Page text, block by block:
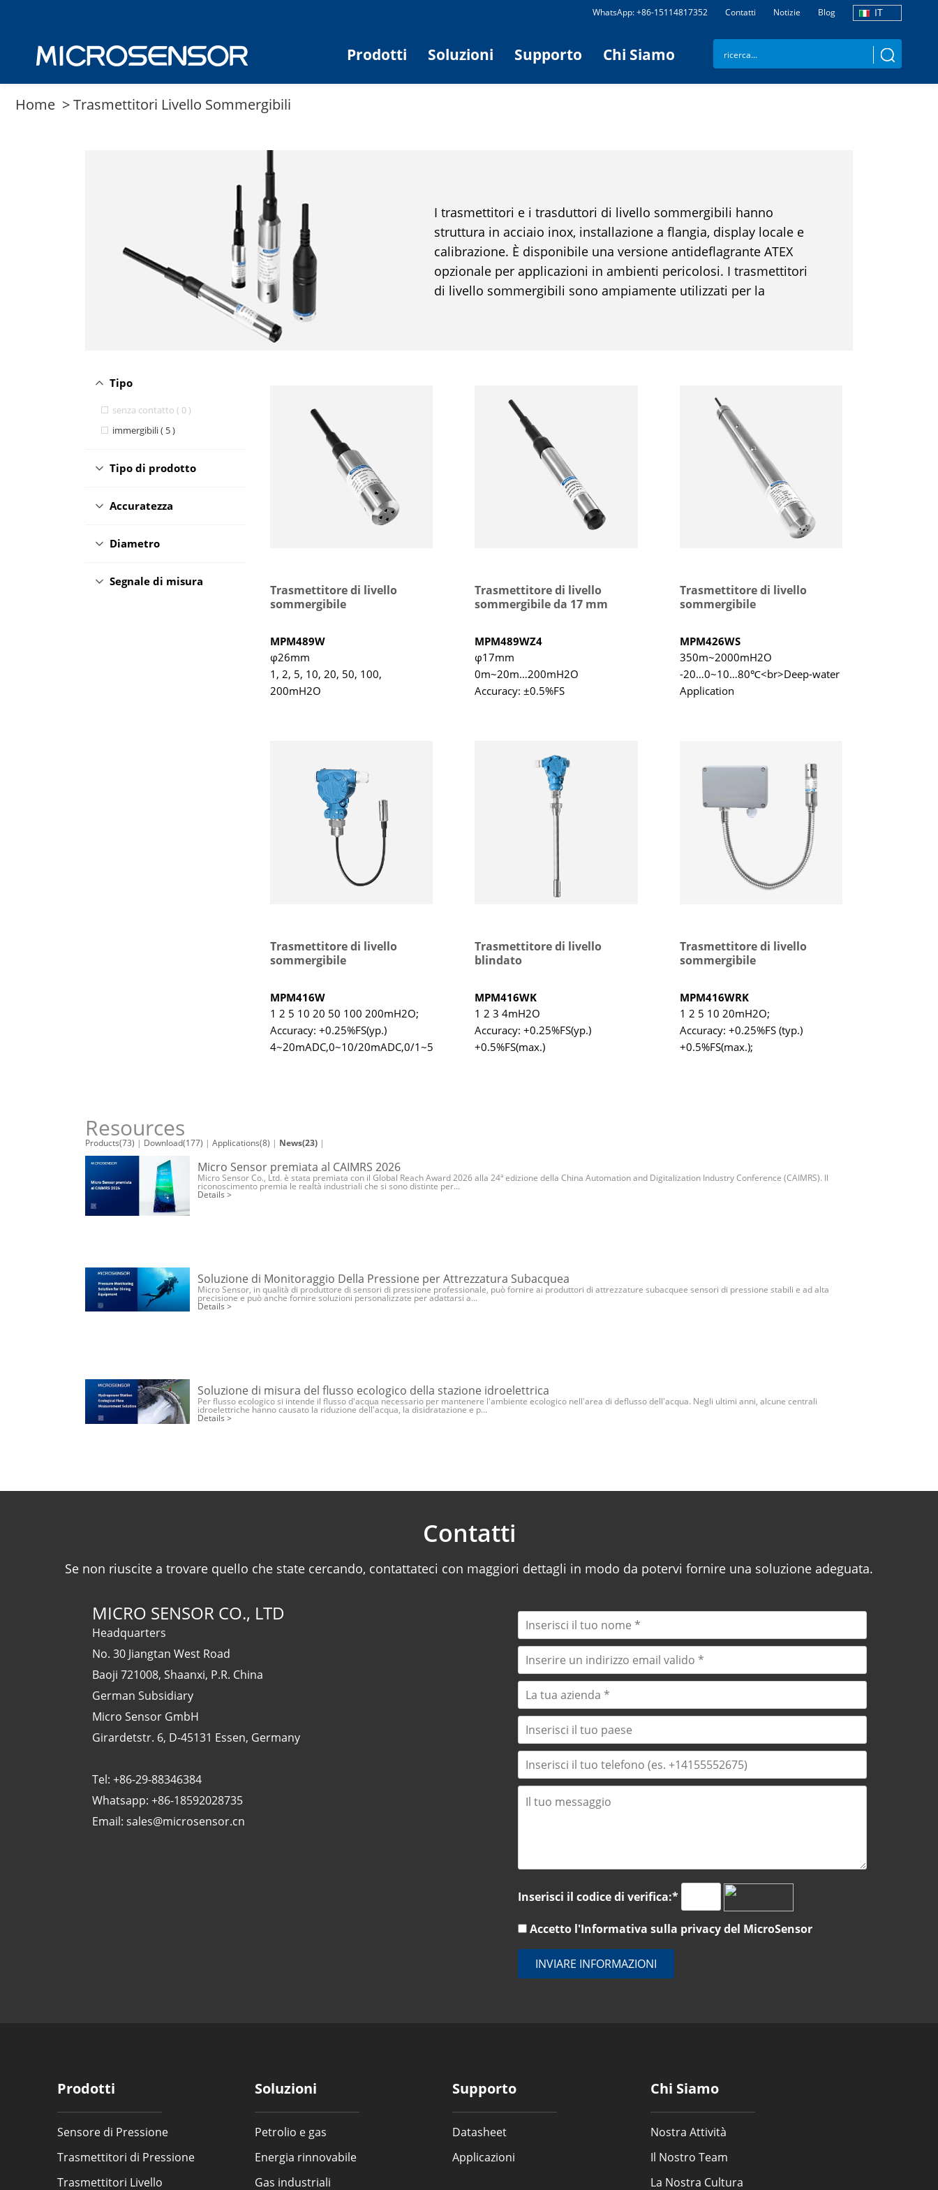
IT
Blog
Notizie
Contatti
WhatsApp: +86-15114817352
Prodotti Soluzioni Supporto Chi Siamo
Home >Trasmettitori Livello Sommergibili
I trasmettitori e i trasduttori di livello sommergibili hanno
struttura in acciaio inox, installazione a flangia, display locale e
calibrazione. È disponibile una versione antideflagrante ATEX
opzionale per applicazioni in ambienti pericolosi. I trasmettitori
di livello sommergibili sono ampiamente utilizzati per la
Tipo
senza contatto ( 0 )
immergibili ( 5 )
Tipo di prodotto
Accuratezza
Diametro
Segnale di misura
Trasmettitore di livello
sommergibile
MPM489W
φ26mm
1, 2, 5, 10, 20, 50, 100,
200mH2O
Trasmettitore di livello
sommergibile da 17 mm
MPM489WZ4
φ17mm
0m~20m…200mH2O
Accuracy: ±0.5%FS
Trasmettitore di livello
sommergibile
MPM426WS
350m~2000mH2O
-20…0~10…80℃<br>Deep-water
Application
Trasmettitore di livello
sommergibile
MPM416W
1 2 5 10 20 50 100 200mH2O;
Accuracy: +0.25%FS(yp.)
4~20mADC,0~10/20mADC,0/1~5/10VDC
Trasmettitore di livello
blindato
MPM416WK
1 2 3 4mH2O
Accuracy: +0.25%FS(yp.)
+0.5%FS(max.)
Trasmettitore di livello
sommergibile
MPM416WRK
1 2 5 10 20mH2O;
Accuracy: +0.25%FS (typ.)
+0.5%FS(max.);
Resources
Products(73) | Download(177) | Applications(8) | News(23) |
Micro Sensor premiata al CAIMRS 2026
Micro Sensor Co., Ltd. è stata premiata con il Global Reach Award 2026 alla 24ª edizione della China Automation and Digitalization Industry Conference (CAIMRS). Il
riconoscimento premia le realtà industriali che si sono distinte per...
Details >
Soluzione di Monitoraggio Della Pressione per Attrezzatura Subacquea
Micro Sensor, in qualità di produttore di sensori di pressione professionale, può fornire ai produttori di attrezzature subacquee sensori di pressione stabili e ad alta
precisione e può anche fornire soluzioni personalizzate per adattarsi a...
Details >
Soluzione di misura del flusso ecologico della stazione idroelettrica
Per flusso ecologico si intende il flusso d'acqua necessario per mantenere l'ambiente ecologico nell'area di deflusso dell'acqua. Negli ultimi anni, alcune centrali
idroelettriche hanno causato la riduzione dell'acqua, la disidratazione e p...
Details >
Contatti
Se non riuscite a trovare quello che state cercando, contattateci con maggiori dettagli in modo da potervi fornire una soluzione adeguata.
MICRO SENSOR CO., LTD
Headquarters
No. 30 Jiangtan West Road
Baoji 721008, Shaanxi, P.R. China
German Subsidiary
Micro Sensor GmbH
Girardetstr. 6, D-45131 Essen, Germany
Tel: +86-29-88346384
Whatsapp: +86-18592028735
Email: sales@microsensor.cn
Inserisci il codice di verifica:*
Accetto l'Informativa sulla privacy del MicroSensor
INVIARE INFORMAZIONI
Prodotti
Sensore di Pressione
Trasmettitori di Pressione
Trasmettitori Livello
Soluzioni
Petrolio e gas
Energia rinnovabile
Gas industriali
Supporto
Datasheet
Applicazioni
Chi Siamo
Nostra Attività
Il Nostro Team
La Nostra Cultura